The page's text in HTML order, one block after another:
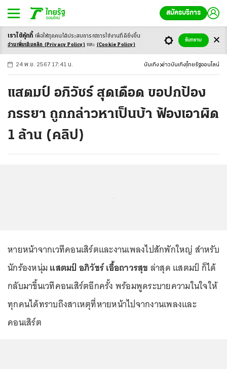
สมัครบริการ
-ก ก ก+
24 พ.ย. 2567 17:41 น. บันเทิง ข่าวบันเทิง ไทยรัฐออนไลน์
แสตมป์ อภิวัชร์ สุดเดือด ขอปกป้อง
ภรรยา ถูกกล่าวหาเป็นบ้า ฟ้องเอาผิด
1 ล้าน (คลิป)
หายหน้าจากเวทีคอนเสิร์ตและงานเพลงไปสักพักใหญ่ สำหรับ
นักร้องหนุ่ม แสตมป์ อภิวัชร์ เอื้อถาวรสุข ล่าสุด แสตมป์ ก็ได้
กลับมาขึ้นเวทีคอนเสิร์ตอีกครั้ง พร้อมพูดระบายความในใจให้
ทุกคนได้ทราบถึงสาเหตุที่หายหน้าไปจากงานเพลงและ
คอนเสิร์ต
เราใช้คุ้กกี้ เพื่อให้ทุกคนได้ประสบการณ์การใช้งานที่ดียิ่งขึ้น
อ่านเพิ่มเติมคลิก (Privacy Policy) และ (Cookie Policy)
รับทราบ